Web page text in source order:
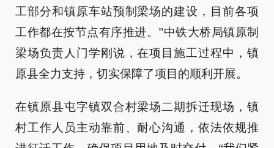
工部分和镇原车站预制梁场的建设，目前各项
工作都在按节点有序推进。”中铁大桥局镇原制
梁场负责人门学刚说，在项目施工过程中，镇
原县全力支持，切实保障了项目的顺利开展。
在镇原县屯字镇双合村梁场二期拆迁现场，镇
村工作人员主动靠前、耐心沟通，依法依规推